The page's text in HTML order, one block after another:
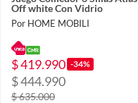
Off white Con Vidrio
Por HOME MOBILI
$ 419.990 -34%
$ 444.990
$ 635.000